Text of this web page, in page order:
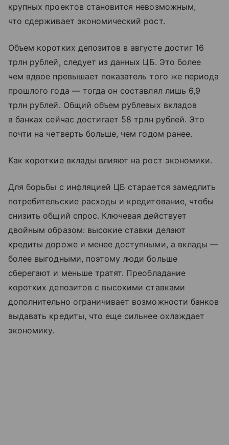
крупных проектов становится невозможным,
что сдерживает экономический рост.
Объем коротких депозитов в августе достиг 16
трлн рублей, следует из данных ЦБ. Это более
чем вдвое превышает показатель того же периода
прошлого года — тогда он составлял лишь 6,9
трлн рублей. Общий объем рублевых вкладов
в банках сейчас достигает 58 трлн рублей. Это
почти на четверть больше, чем годом ранее.
Как короткие вклады влияют на рост экономики.
Для борьбы с инфляцией ЦБ старается замедлить
потребительские расходы и кредитование, чтобы
снизить общий спрос. Ключевая действует
двойным образом: высокие ставки делают
кредиты дороже и менее доступными, а вклады —
более выгодными, поэтому люди больше
сберегают и меньше тратят. Преобладание
коротких депозитов с высокими ставками
дополнительно ограничивает возможности банков
выдавать кредиты, что еще сильнее охлаждает
экономику.